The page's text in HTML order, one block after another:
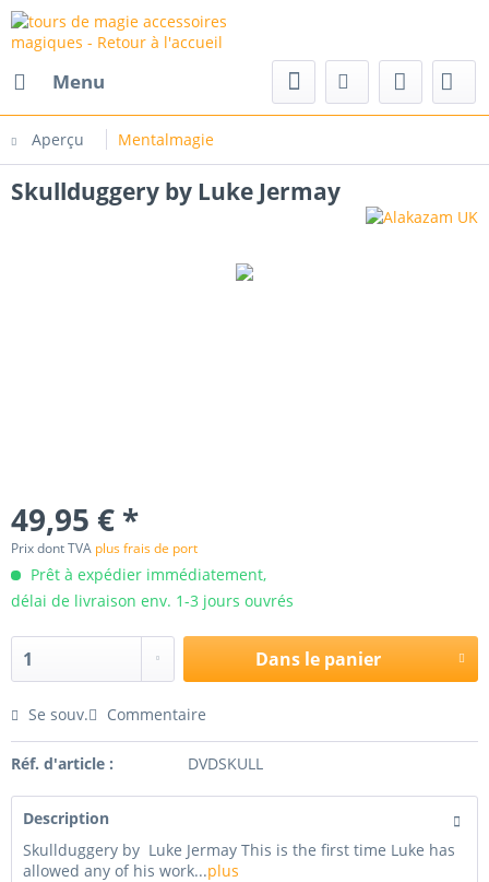
Menu
Aperçu Mentalmagie
Skullduggery by Luke Jermay
49,95 € *
Prix dont TVA plus frais de port
Prêt à expédier immédiatement,
délai de livraison env. 1-3 jours ouvrés
Dans le panier
Se souv. Commentaire
Réf. d'article : DVDSKULL
Description
Skullduggery by Luke Jermay This is the first time Luke has
allowed any of his work...plus